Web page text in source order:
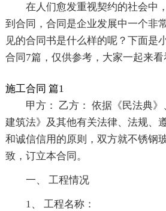
在人们愈发重视契约的社会中
到合同，合同是企业发展中一个非
见的合同书是什么样的呢？下面是
合同7篇，仅供参考，大家一起来看
施工合同 篇1
甲方： 乙方： 依据《民法典
建筑法》及其他有关法律、法规、
和诚信信用的原则，双方就不锈钢
致，订立本合同。
一、 工程情况
1、 工程名称：